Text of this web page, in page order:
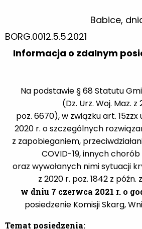
Babice,
BORG.0012.5.5.2021
Informacja o zdalnym
Na podstawie § 68 Statutu
(Dz. Urz. Woj. Maz. z
poz. 6670), w związku art.
2020 r. o szczególnych
z zapobieganiem,
COVID-19, innych
oraz wywołanych nimi sytuacji
z 2020 r. poz. 1842 z późn.
w dniu 7 czerwca 2021 r. o
posiedzenie Komisji Skarg,
Temat posiedzenia: